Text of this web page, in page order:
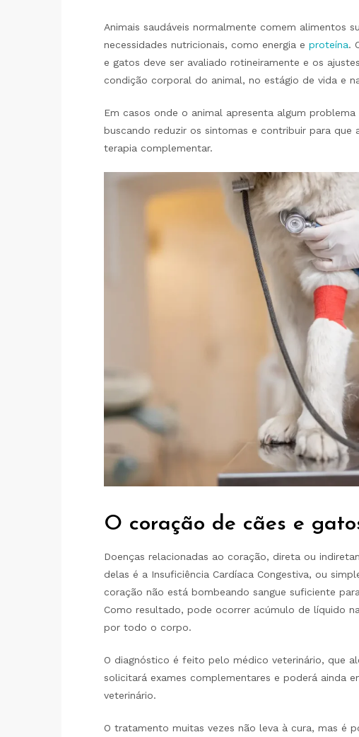
Animais saudáveis normalmente comem alimentos
necessidades nutricionais, como energia e proteína.
e gatos deve ser avaliado rotineiramente e os
condição corporal do animal, no estágio de vida e
Em casos onde o animal apresenta algum
buscando reduzir os sintomas e contribuir para que
terapia complementar.
O coração de cães e
Doenças relacionadas ao coração, direta ou
delas é a Insuficiência Cardíaca Congestiva, ou
coração não está bombeando sangue suficiente
Como resultado, pode ocorrer acúmulo de líquido
por todo o corpo.
O diagnóstico é feito pelo médico veterinário, que
solicitará exames complementares e poderá ainda
veterinário.
O tratamento muitas vezes não leva à cura, mas é